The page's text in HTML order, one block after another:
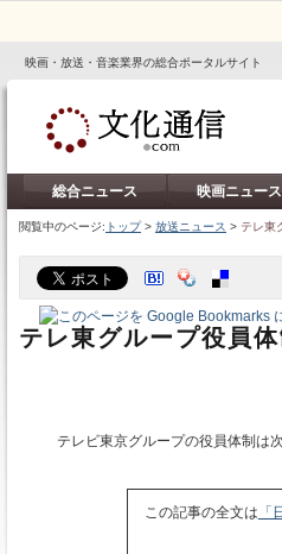
映画・放送・音楽業界の総合ポータルサイト
総合ニュース 映画ニュース
閲覧中のページ: トップ> 放送ニュース > テレ東
テレ東グループ役員
テレビ東京グループの役員体制は
この記事の全文は